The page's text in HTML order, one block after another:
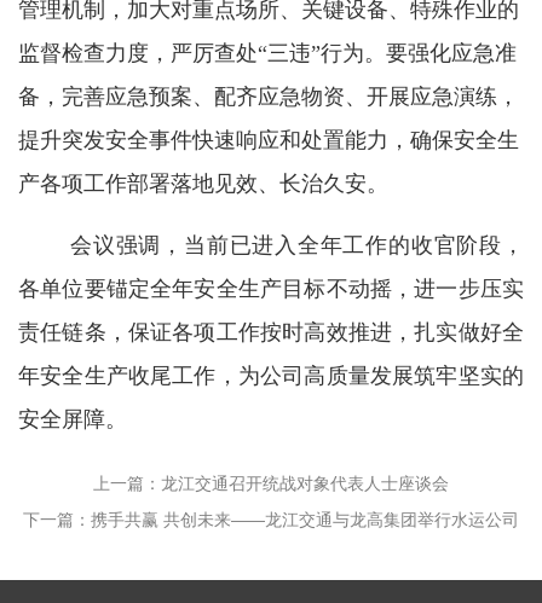
管理机制，加大对重点场所、关键设备、特殊作业的
监督检查力度，严厉查处“三违”行为。要强化应急准
备，完善应急预案、配齐应急物资、开展应急演练，
提升突发安全事件快速响应和处置能力，确保安全生
产各项工作部署落地见效、长治久安。
会议强调，当前已进入全年工作的收官阶段，
各单位要锚定全年安全生产目标不动摇，进一步压实
责任链条，保证各项工作按时高效推进，扎实做好全
年安全生产收尾工作，为公司高质量发展筑牢坚实的
安全屏障。
上一篇：龙江交通召开统战对象代表人士座谈会
下一篇：携手共赢 共创未来——龙江交通与龙高集团举行水运公司